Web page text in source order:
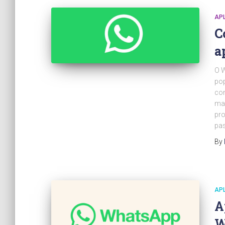
O
By